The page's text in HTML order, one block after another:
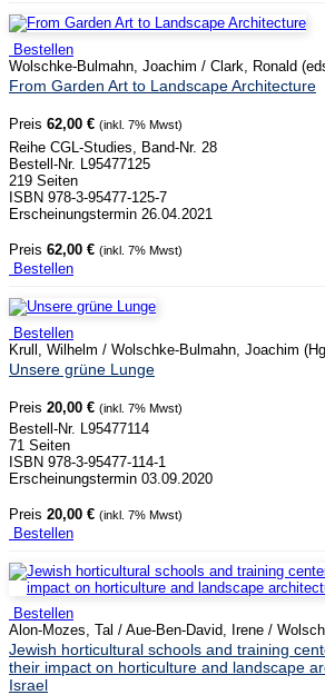
Bestellen
Wolschke-Bulmahn, Joachim / Clark, Ronald
From Garden Art to Landscape Architecture
Preis 62,00 € (inkl. 7% Mwst)
Reihe CGL-Studies, Band-Nr. 28
Bestell-Nr. L95477125
219 Seiten
ISBN 978-3-95477-125-7
Erscheinungstermin 26.04.2021
Preis 62,00 € (inkl. 7% Mwst)
Bestellen
Bestellen
Krull, Wilhelm / Wolschke-Bulmahn, Joachim
Unsere grüne Lunge
Preis 20,00 € (inkl. 7% Mwst)
Bestell-Nr. L95477114
71 Seiten
ISBN 978-3-95477-114-1
Erscheinungstermin 03.09.2020
Preis 20,00 € (inkl. 7% Mwst)
Bestellen
Bestellen
Alon-Mozes, Tal / Aue-Ben-David, Irene /
Jewish horticultural schools and training
their impact on horticulture and landscape
Israel